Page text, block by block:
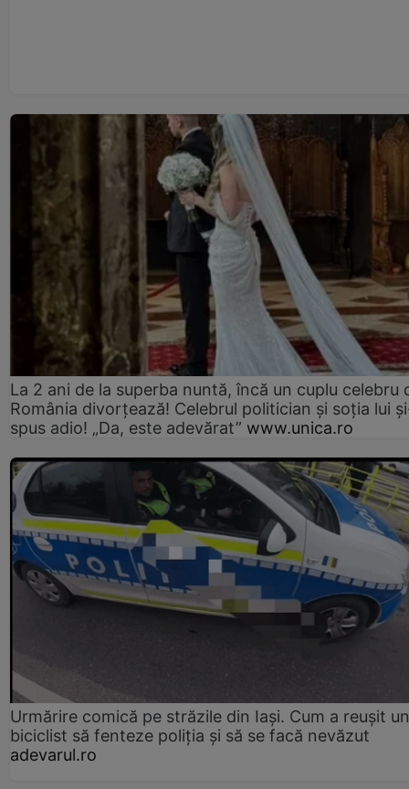
La 2 ani de la superba nuntă, încă un cuplu celebru
România divorțează! Celebrul politician și soția lui
spus adio! „Da, este adevărat” www.unica.ro
Urmărire comică pe străzile din Iași. Cum a reușit un
biciclist să fenteze poliția și să se facă nevăzut
adevarul.ro